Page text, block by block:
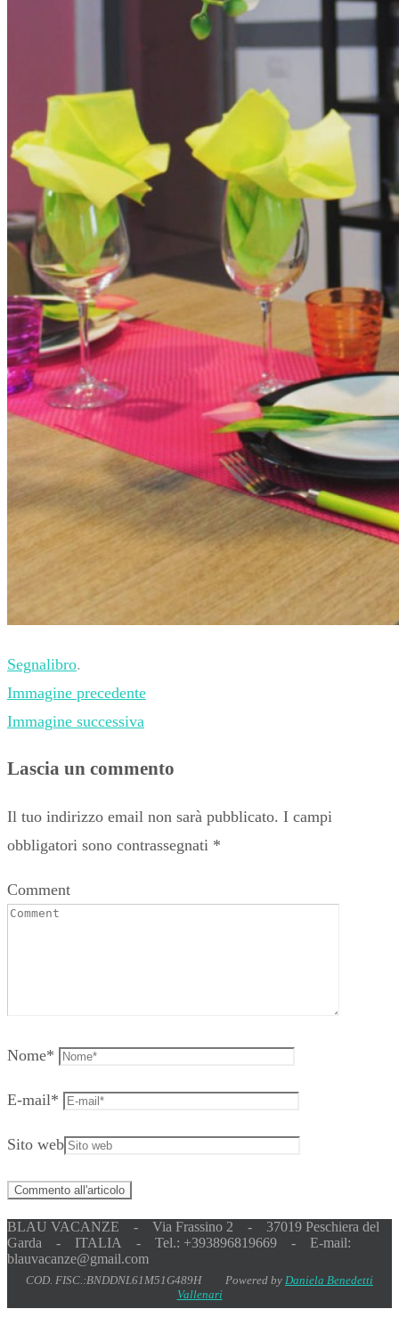
Segnalibro.
Immagine precedente
Immagine successiva
Lascia un commento
Il tuo indirizzo email non sarà pubblicato. I campi
obbligatori sono contrassegnati *
Comment
Nome*
E-mail*
Sito web
BLAU VACANZE - Via Frassino 2 - 37019 Peschiera del
Garda - ITALIA - Tel.: +393896819669 - E-mail:
blauvacanze@gmail.com
COD. FISC.:BNDDNL61M51G489H Powered by Daniela Benedetti
Vallenari